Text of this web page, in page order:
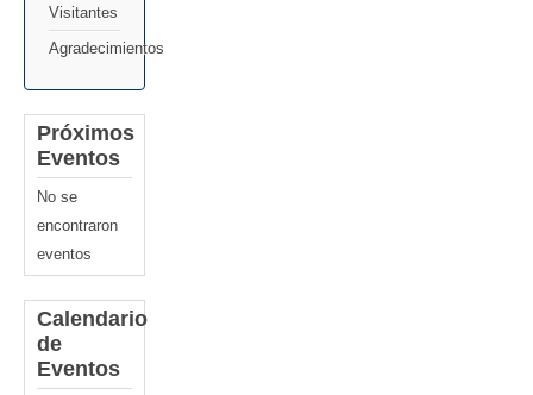
Visitantes
Agradecimientos
Próximos
Eventos
No se
encontraron
eventos
Calendario
de
Eventos